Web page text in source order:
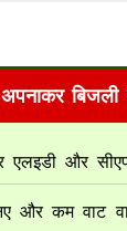
अपनाकर
एलइडी और
और कम वाट